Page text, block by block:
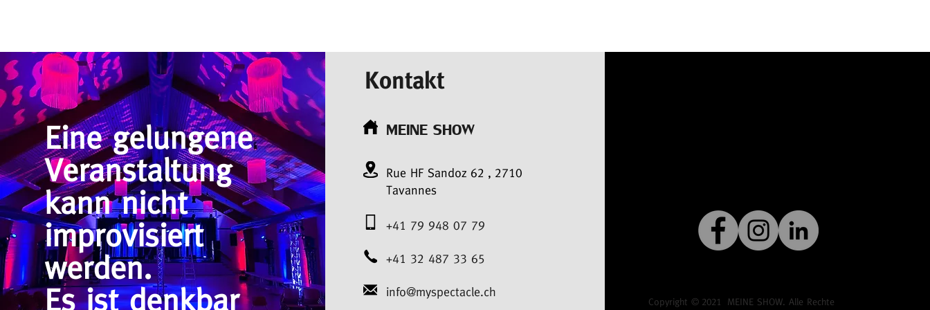
Eine gelungene
Veranstaltung
kann nicht
improvisiert
werden.
Es ist denkbar
Kontakt
MEINE SHOW
Rue HF Sandoz 62 , 2710
Tavannes
+41 79 948 07 79
+41 32 487 33 65
info@myspectacle.ch
Copyright © 2021 MEINE SHOW. Alle Rechte